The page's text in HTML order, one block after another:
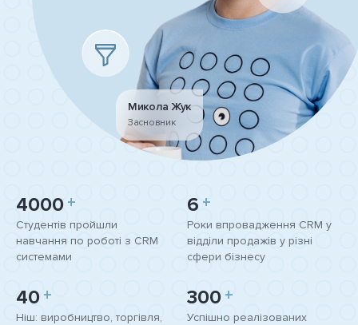
Микола Жук
Засновник
4000 +
Студентів пройшли
навчання по роботі з CRM
системами
6 +
Роки впровадження СRM у
відділи продажів у різні
сфери бізнесу
40 +
Ніш: виробництво, торгівля,
300 +
Успішно реалізованих